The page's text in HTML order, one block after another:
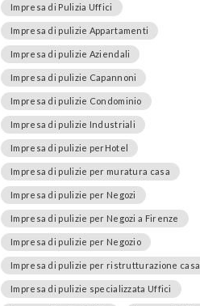
Impresa di Pulizia Uffici
Impresa di pulizie Appartamenti
Impresa di pulizie Aziendali
Impresa di pulizie Capannoni
Impresa di pulizie Condominio
Impresa di pulizie Industriali
Impresa di pulizie perHotel
Impresa di pulizie per muratura casa
Impresa di pulizie per Negozi
Impresa di pulizie per Negozi a Firenze
Impresa di pulizie per Negozio
Impresa di pulizie per ristrutturazione casa
Impresa di pulizie specializzata Uffici